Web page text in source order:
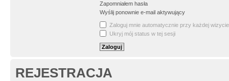
Zapomniałem hasła
Wyślij ponownie e-mail aktywujący
Zaloguj mnie automatycznie przy każdej wizycie
Ukryj mój status w tej sesji
REJESTRACJA